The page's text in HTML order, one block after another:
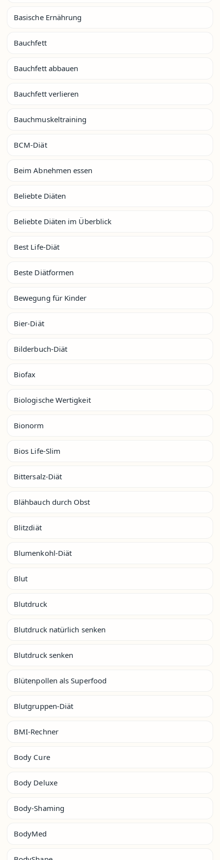
Basische Ernährung
Bauchfett
Bauchfett abbauen
Bauchfett verlieren
Bauchmuskeltraining
BCM-Diät
Beim Abnehmen essen
Beliebte Diäten
Beliebte Diäten im Überblick
Best Life-Diät
Beste Diätformen
Bewegung für Kinder
Bier-Diät
Bilderbuch-Diät
Biofax
Biologische Wertigkeit
Bionorm
Bios Life-Slim
Bittersalz-Diät
Blähbauch durch Obst
Blitzdiät
Blumenkohl-Diät
Blut
Blutdruck
Blutdruck natürlich senken
Blutdruck senken
Blütenpollen als Superfood
Blutgruppen-Diät
BMI-Rechner
Body Cure
Body Deluxe
Body-Shaming
BodyMed